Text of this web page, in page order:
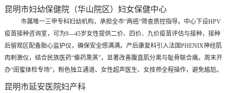
昆明市妇幼保健院（华山院区）妇女保健中心
市属唯一三甲专科妇幼机构，承担全市“两癌”筛查质控指导。中心下设HPV
疫苗接种咨询室，可为9—45岁女性提供二价、四价、九价疫苗评估与接种，接种
后留观区配备胎心监护仪，确保安全感满满。产后康复科引入法国PHENIX神经肌
肉刺激仪，结合民族医药“傣药熏蒸”，显著改善腹直肌分离与耻骨联合痛。周末开
办“闺蜜体检专场”，粉色独立通道、女性超声医生、女技师全程操作，避免尴尬。
昆明市延安医院妇产科